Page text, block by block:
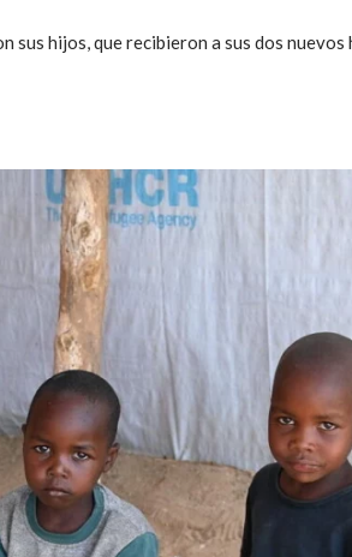
sus hijos, que recibieron a sus dos